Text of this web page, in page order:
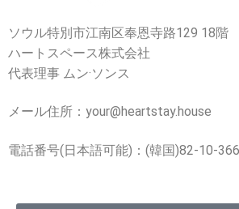
ソウル特別市江南区奉恩寺路129 18階
ハートスペース株式会社
代表理事 ムン·ソンス
メール住所：your@heartstay.house
電話番号(日本語可能)：(韓国)82-10-